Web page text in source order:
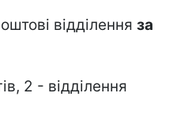
відділення за
2 - відділення